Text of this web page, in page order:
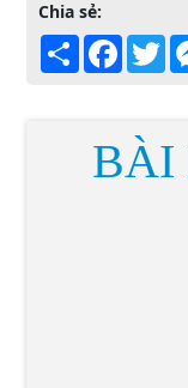
Chia sẻ:
Share
BÀI